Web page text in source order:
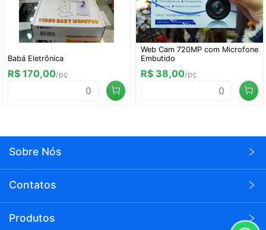
Babá Eletrônica
R$ 170,00/pç
Web Cam 720MP com Microfone
Embutido
R$ 38,00/pç
Sobre Nós
seguimento de eletrônicos em atacado.
A Wei tem como compromisso levar a todos os seus
clientes produtos com preço baixo e acessivel,
Contatos
Produtos